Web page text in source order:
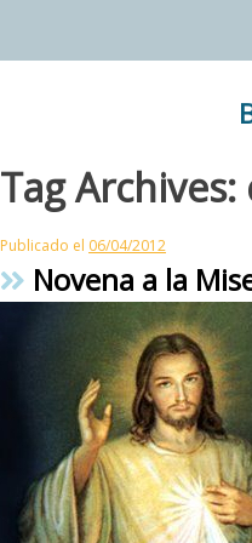
Tag Archives:
Publicado el 06/04/2012
Novena a la